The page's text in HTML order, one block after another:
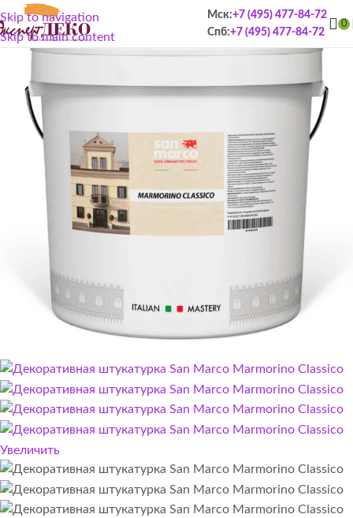
Skip to navigation
Skip to main content
Мск:+7 (495) 477-84-72
Спб:+7 (495) 477-84-72
0
Увеличить